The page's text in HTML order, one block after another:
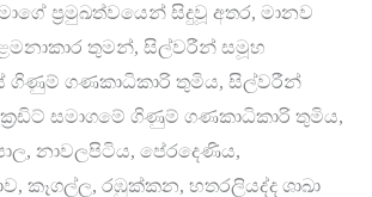
ප්‍රමුඛත්වයෙන් සිදුවූ අතර, මානව
තුමන්, සිල්වරීන් සමූහ
ගිණුම් ගණකාධිකාරි තුමිය, සිල්වරීන්
සමාගමේ ගිණුම් ගණකාධිකාරි තුමිය,
නාවලපිටිය, පේරදෙණිය,
කෑගල්ල, රඹුක්කන, හතරලියද්ද ශාඛා